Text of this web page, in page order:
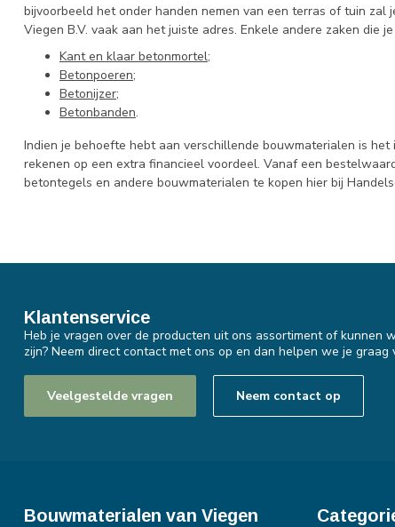
bijvoorbeeld het onder handen nemen van een terras of tuin
Viegen B.V. vaak aan het juiste adres. Enkele andere zaken die
Kant en klaar betonmortel;
Betonpoeren;
Betonijzer;
Betonbanden.
Indien je behoefte hebt aan verschillende bouwmaterialen is
rekenen op een extra financieel voordeel. Vanaf een
betontegels en andere bouwmaterialen te kopen hier bij
Klantenservice
Heb je vragen over de producten uit ons assortiment of kunnen
zijn? Neem direct contact met ons op en dan helpen we je graag
Veelgestelde vragen Neem contact op
Bouwmaterialen van Viegen